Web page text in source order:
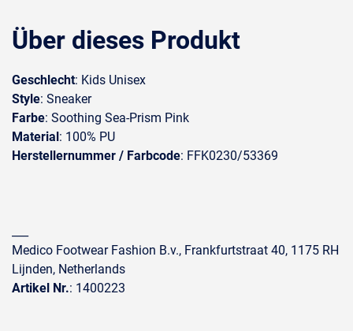
Über dieses Produkt
Geschlecht: Kids Unisex
Style: Sneaker
Farbe: Soothing Sea-Prism Pink
Material: 100% PU
Herstellernummer / Farbcode: FFK0230/53369
Medico Footwear Fashion B.v., Frankfurtstraat 40, 1175 RH
Lijnden, Netherlands
Artikel Nr.: 1400223